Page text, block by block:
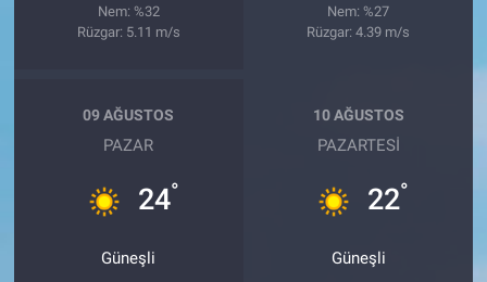
Nem: %32
Rüzgar: 5.11 m/s
Nem: %27
Rüzgar: 4.39 m/s
09 AĞUSTOS
PAZAR
24°
Güneşli
10 AĞUSTOS
PAZARTESI
22°
Güneşli